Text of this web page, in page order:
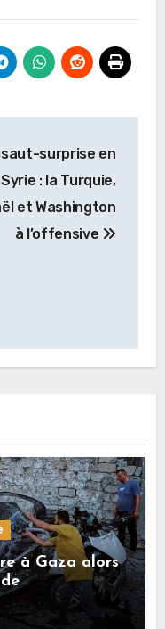
surprise en
Syrie : la Turquie,
et Washington
à l’offensive
à Gaza alors